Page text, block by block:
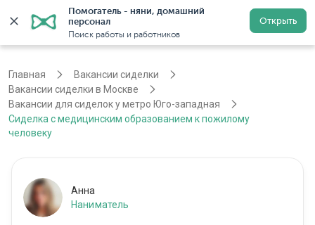
Помогатель - няни, домашний
персонал
Поиск работы и работников
Открыть
Регистрация
Главная
Вакансии сиделки
Вакансии сиделки в Москве
Вакансии для сиделок у метро Юго-западная
Cиделка c медицинским образованием к пожилому
человеку
Анна
Наниматель